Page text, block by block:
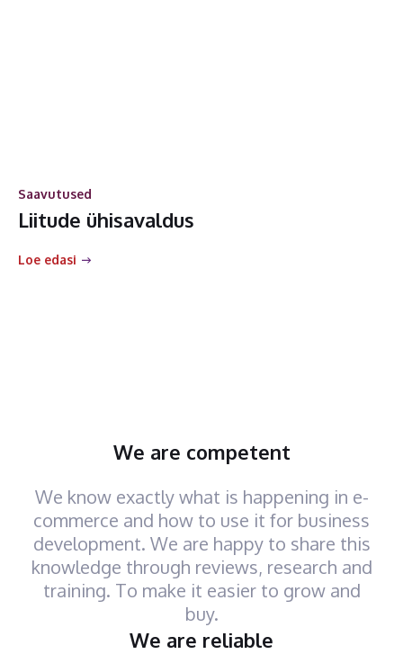
Saavutused
Liitude ühisavaldus
Loe edasi
We are competent
We know exactly what is happening in e-
commerce and how to use it for business
development. We are happy to share this
knowledge through reviews, research and
training. To make it easier to grow and
buy.
We are reliable